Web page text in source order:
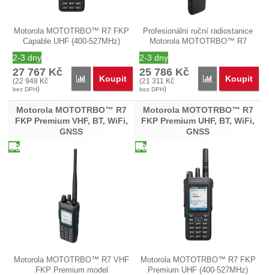
Motorola MOTOTRBO™ R7 FKP
Capable UHF (400-527MHz)
2-3 dny
27 767 Kč
(22 948 Kč
bez DPH)
Porovnat
Koupit
Profesionální ruční radiostanice
Motorola MOTOTRBO™ R7
2-3 dny
25 786 Kč
(21 311 Kč
bez DPH)
Porovnat
Koupit
Motorola MOTOTRBO™ R7
FKP Premium VHF, BT, WiFi,
GNSS
Motorola MOTOTRBO™ R7 VHF
FKP Premium model
Motorola MOTOTRBO™ R7
FKP Premium UHF, BT, WiFi,
GNSS
Motorola MOTOTRBO™ R7 FKP
Premium UHF (400-527MHz)